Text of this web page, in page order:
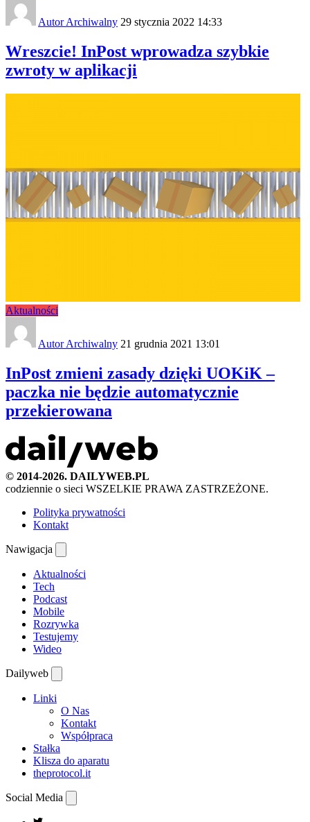
Autor Archiwalny 29 stycznia 2022 14:33
Wreszcie! InPost wprowadza szybkie
zwroty w aplikacji
Aktualności
Autor Archiwalny 21 grudnia 2021 13:01
InPost zmieni zasady dzięki UOKiK –
paczka nie będzie automatycznie
przekierowana
© 2014-2026. DAILYWEB.PL
codziennie o sieci WSZELKIE PRAWA ZASTRZEŻONE.
Polityka prywatności
Kontakt
Nawigacja
Aktualności
Tech
Podcast
Mobile
Rozrywka
Testujemy
Wideo
Dailyweb
Linki
O Nas
Kontakt
Współpraca
Stałka
Klisza do aparatu
theprotocol.it
Social Media